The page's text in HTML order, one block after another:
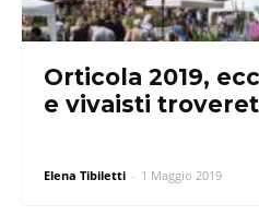
Orticola 2019,
e vivaisti
Elena Tibiletti - 1 Maggio 2019